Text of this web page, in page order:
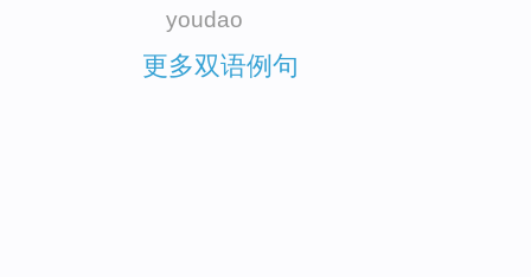
youdao
更多双语例句